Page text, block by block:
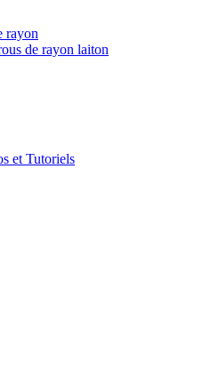
rayon
de rayon laiton
et Tutoriels